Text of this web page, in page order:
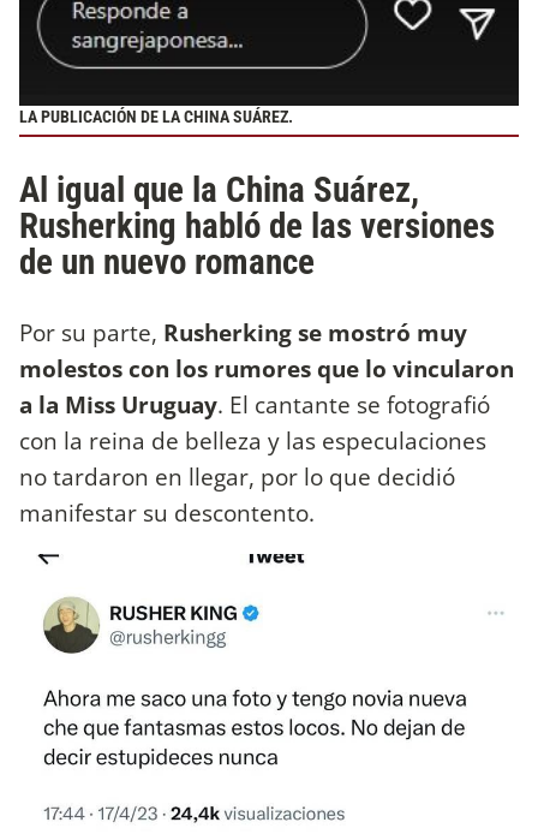
LA PUBLICACIÓN DE LA CHINA SUÁREZ.
Al igual que la China Suárez,
Rusherking habló de las versiones
de un nuevo romance
Por su parte, Rusherking se mostró muy
molestos con los rumores que lo vincularon
a la Miss Uruguay. El cantante se fotografió
con la reina de belleza y las especulaciones
no tardaron en llegar, por lo que decidió
manifestar su descontento.